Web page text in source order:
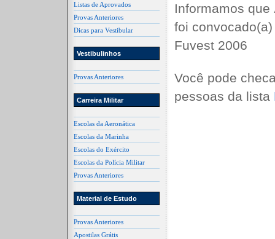
Listas de Aprovados
Provas Anteriores
Dicas para Vestibular
Vestibulinhos
Provas Anteriores
Carreira Militar
Escolas da Aeronática
Escolas da Marinha
Escolas do Exército
Escolas da Polícia Militar
Provas Anteriores
Material de Estudo
Provas Anteriores
Apostilas Grátis
Informamos que
foi
Fuvest 2006
Você pode
pessoas da lista